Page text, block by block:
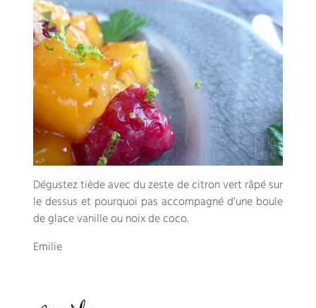
Dégustez tiède avec du zeste de citron vert râpé sur
le dessus et pourquoi pas accompagné d’une boule
de glace vanille ou noix de coco.
Emilie